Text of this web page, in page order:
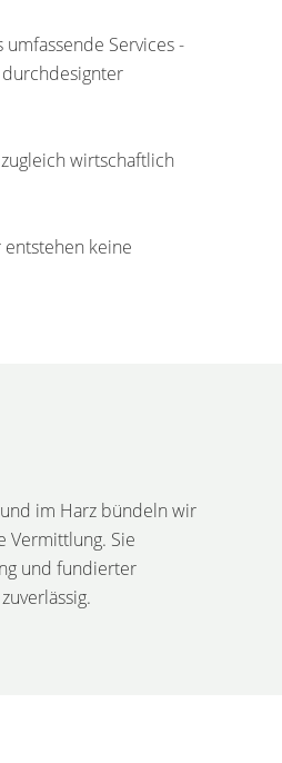
Services -
wirtschaftlich
keine
im Harz bündeln wir
Vermittlung. Sie
und fundierter